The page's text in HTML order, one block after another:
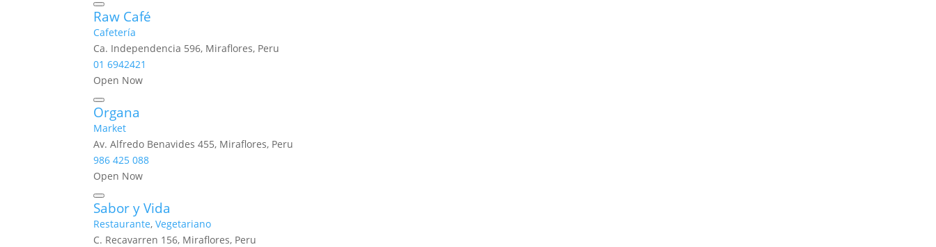
Raw Café
Cafetería
Ca. Independencia 596, Miraflores, Peru
01 6942421
Open Now
Organa
Market
Av. Alfredo Benavides 455, Miraflores, Peru
986 425 088
Open Now
Sabor y Vida
Restaurante,Vegetariano
C. Recavarren 156, Miraflores, Peru